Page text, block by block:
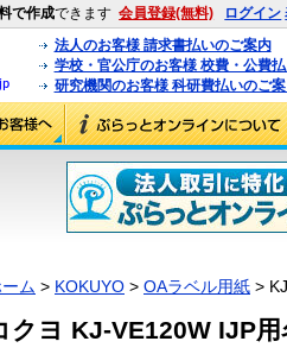
で作成できます 会員登録(無料) ログイン
法人のお客様 請求書払いのご案内
学校・官公庁のお客様 校費・公費
研究機関のお客様 科研費払いのご
ム > KOKUYO > OAラベル用紙 >
クヨ KJ-VE120W IJP